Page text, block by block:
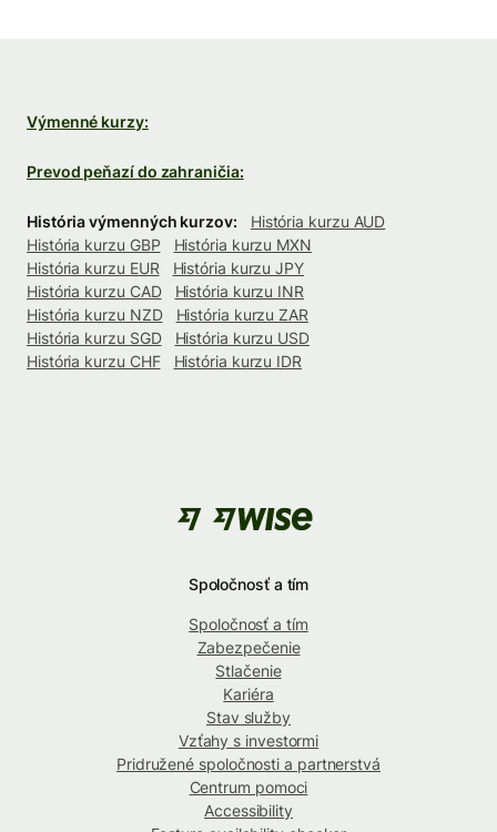
Výmenné kurzy:
Prevod peňazí do zahraničia:
História výmenných kurzov:
História kurzu AUD
História kurzu GBP
História kurzu MXN
História kurzu EUR
História kurzu JPY
História kurzu CAD
História kurzu INR
História kurzu NZD
História kurzu ZAR
História kurzu SGD
História kurzu USD
História kurzu CHF
História kurzu IDR
Spoločnosť a tím
Spoločnosť a tím
Zabezpečenie
Stlačenie
Kariéra
Stav služby
Vzťahy s investormi
Pridružené spoločnosti a partnerstvá
Centrum pomoci
Accessibility